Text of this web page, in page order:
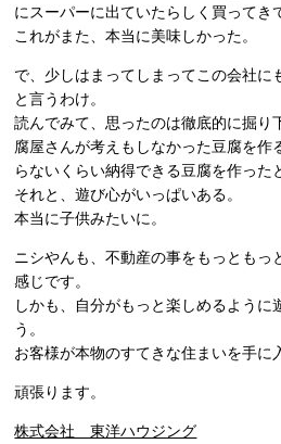
にスーパーに出ていたらしく買ってき
これがまた、本当に美味しかった。
で、少しはまってしまってこの会社に
と言うわけ。
読んでみて、思ったのは徹底的に掘り
腐屋さんが考えもしなかった豆腐を作
らないくらい納得できる豆腐を作った
それと、遊び心がいっぱいある。
本当に子供みたいに。
ニシやんも、不動産の事をもっともっ
感じです。
しかも、自分がもっと楽しめるように
う。
お客様が本物のすてきな住まいを手に
頑張ります。
株式会社 東洋ハウジング